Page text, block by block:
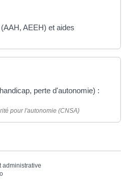
AEEH) et aides
perte d'autonomie) :
pour l'autonomie (CNSA)
administrative